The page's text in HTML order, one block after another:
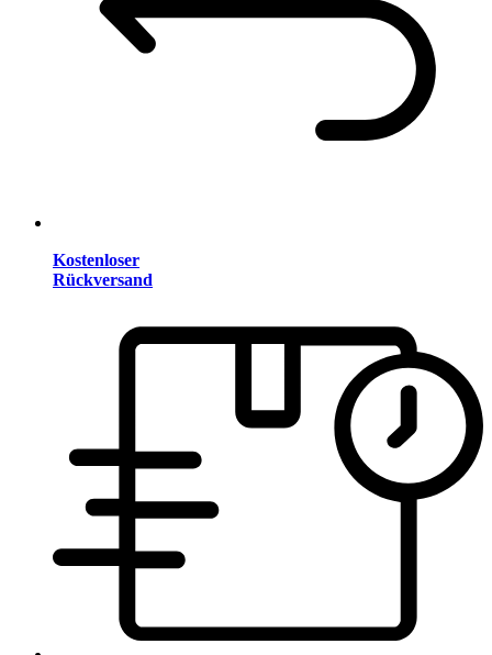
Kostenloser
Rückversand